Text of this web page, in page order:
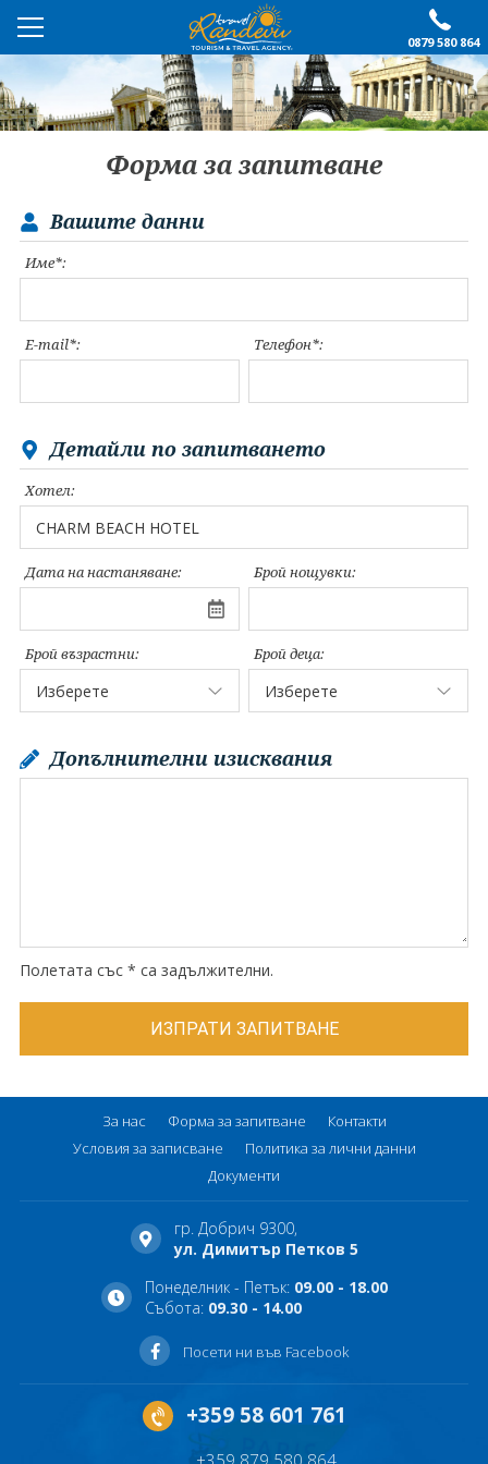
0879 580 864
ПРЕПОРЪЧАНО
ЕКСКУРЗИИ
ПОЧИВКИ
ОЩЕ
Контакти
Условия за записване
Политика за лични
Документи
Форма за запитване
Вашите данни
Име*:
E-mail*: Телефон*:
Детайли по запитването
Хотел:
Дата на настаняване: Брой нощувки:
Брой възрастни: Брой деца:
Допълнителни изисквания
Полетата със * са задължителни.
За нас Форма за запитване
Контакти
Условия за записване
Политика за лични данни
Документи
гр. Добрич 9300,
ул. Димитър Петков 5
Понеделник - Петък: 09.00 - 18.00
Събота: 09.30 - 14.00
Посети ни във Facebook
+359 58 601 761
+359 879 580 864